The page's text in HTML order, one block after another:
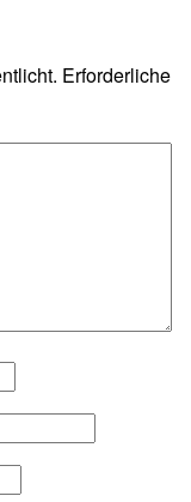
Erforderliche